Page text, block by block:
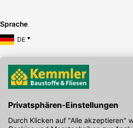
Sprache
DE
Hier gibt's die kostenlose App